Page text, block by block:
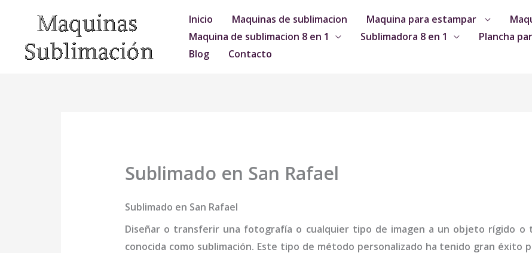
contenido
Inicio Maquinas de sublimacion Maquina para estampar
Maquina de sublimacion 8 en 1
Sublimadora 8 en 1 Plancha
Blog
Contacto
Sublimado en San Rafael
Sublimado en San Rafael
Diseñar o transferir una fotografía o cualquier tipo de imagen a un objeto rígido o
conocida como sublimación. Este tipo de método personalizado ha tenido gran éxito